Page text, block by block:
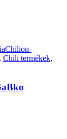
, Chili termékek,